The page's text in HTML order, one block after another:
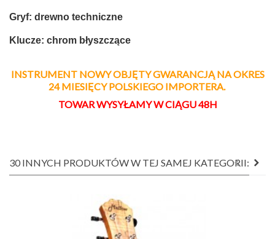
Gryf: drewno techniczne
Klucze: chrom błyszczące
INSTRUMENT NOWY OBJĘTY GWARANCJĄ NA OKRES
24 MIESIĘCY POLSKIEGO IMPORTERA.
TOWAR WYSYŁAMY W CIĄGU 48H
30 INNYCH PRODUKTÓW W TEJ SAMEJ KATEGORII: